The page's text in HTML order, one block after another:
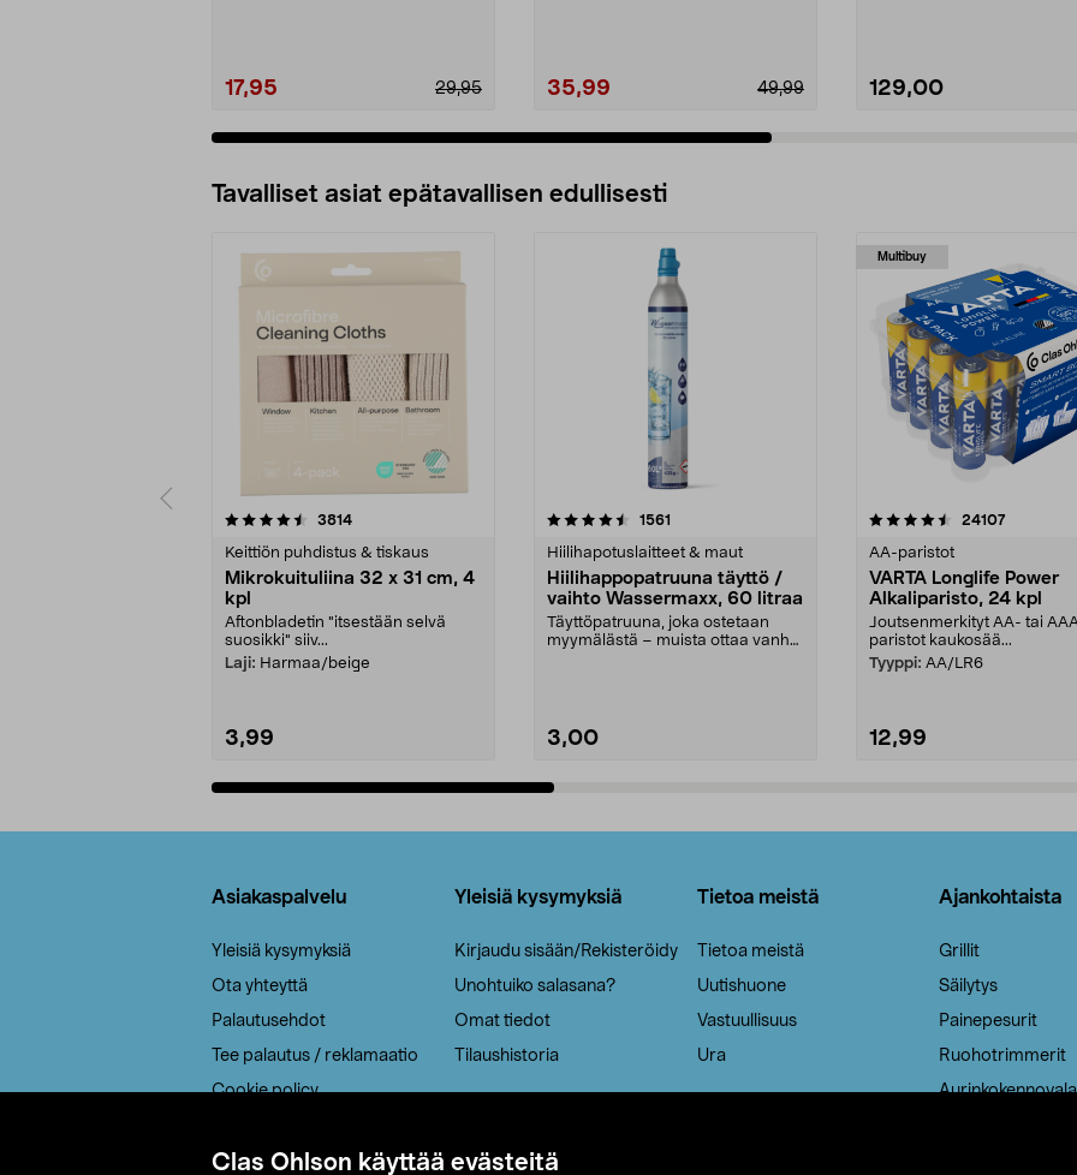
Clas Ohlson käyttää evästeitä
17,95 29,95 35,99 49,99 129,00
Tavalliset asiat epätavallisen edullisesti
3814arvostelut
Keittiön puhdistus & tiskaus
Mikrokuituliina 32 x 31 cm, 4
kpl
Aftonbladetin "itsestään selvä
suosikki" siiv...
Laji: Harmaa/beige
3,99
4.5viidestä
1561
Hiilihapotuslaitteet & maut
Hiilihappopatruuna täyttö /
vaihto Wassermaxx, 60 litraa
Täyttöpatruuna, joka ostetaan
myymälästä – muista ottaa vanha
3,00
Multibuy
4.5viidestä
24107arvostelut
AA-paristot
VARTA Longlife Power
Alkaliparisto, 24 kpl
Joutsenmerkityt AA- tai
paristot kaukosää...
Tyyppi: AA/LR6
12,99
4.5viidestä
Asiakaspalvelu
Yleisiä kysymyksiä
Ota yhteyttä
Palautusehdot
Tee palautus / reklamaatio
Cookie policy
Saavutettavuus
Yleisiä kysymyksiä
Kirjaudu sisään/Rekisteröidy
Unohtuiko salasana?
Omat tiedot
Tilaushistoria
Tietoa meistä
Tietoa meistä
Uutishuone
Vastuullisuus
Ura
Ajankohtaista
Grillit
Säilytys
Painepesurit
Ruohotrimmerit